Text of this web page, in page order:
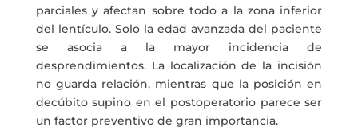
parciales y afectan sobre todo a la zona inferior
del lentículo. Solo la edad avanzada del paciente
se asocia a la mayor incidencia de
desprendimientos. La localización de la incisión
no guarda relación, mientras que la posición en
decúbito supino en el postoperatorio parece ser
un factor preventivo de gran importancia.